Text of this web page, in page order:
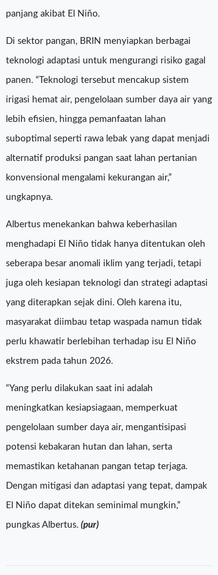
panjang akibat El Niño.
Di sektor pangan, BRIN menyiapkan berbagai
teknologi adaptasi untuk mengurangi risiko gagal
panen. “Teknologi tersebut mencakup sistem
irigasi hemat air, pengelolaan sumber daya air yang
lebih efisien, hingga pemanfaatan lahan
suboptimal seperti rawa lebak yang dapat menjadi
alternatif produksi pangan saat lahan pertanian
konvensional mengalami kekurangan air,”
ungkapnya.
Albertus menekankan bahwa keberhasilan
menghadapi El Niño tidak hanya ditentukan oleh
seberapa besar anomali iklim yang terjadi, tetapi
juga oleh kesiapan teknologi dan strategi adaptasi
yang diterapkan sejak dini. Oleh karena itu,
masyarakat diimbau tetap waspada namun tidak
perlu khawatir berlebihan terhadap isu El Niño
ekstrem pada tahun 2026.
“Yang perlu dilakukan saat ini adalah
meningkatkan kesiapsiagaan, memperkuat
pengelolaan sumber daya air, mengantisipasi
potensi kebakaran hutan dan lahan, serta
memastikan ketahanan pangan tetap terjaga.
Dengan mitigasi dan adaptasi yang tepat, dampak
El Niño dapat ditekan seminimal mungkin,”
pungkas Albertus. (pur)